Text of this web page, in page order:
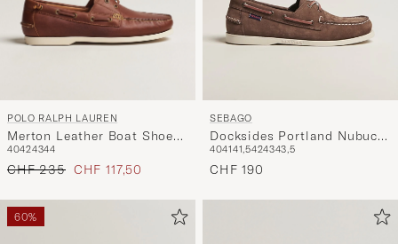
POLO RALPH LAUREN
Merton Leather Boat Shoe
Tan
40424344
Regulärer Preis
CHF 235 Reduzierter Preis
CHF 117,50
SEBAGO
Docksides Portland Nubuck
Boat Shoe Dark Brown
404141,5424343,5
CHF 190
60%